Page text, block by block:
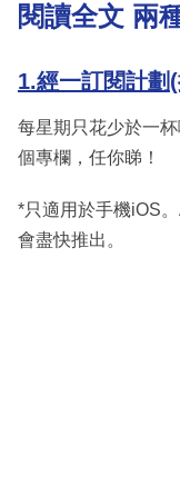
閱讀全文 兩
1.經一訂閱計劃
每星期只花少於一
個專欄，任你睇！
*只適用於手機iOS
會盡快推出。